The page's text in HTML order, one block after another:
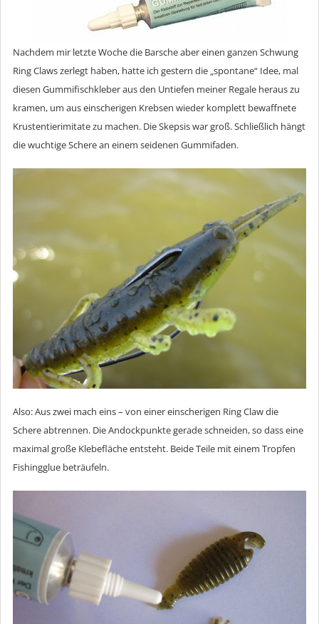
Nachdem mir letzte Woche die Barsche aber einen ganzen Schwung
Ring Claws zerlegt haben, hatte ich gestern die „spontane“ Idee, mal
diesen Gummifischkleber aus den Untiefen meiner Regale heraus zu
kramen, um aus einscherigen Krebsen wieder komplett bewaffnete
Krustentierimitate zu machen. Die Skepsis war groß. Schließlich hängt
die wuchtige Schere an einem seidenen Gummifaden.
Also: Aus zwei mach eins – von einer einscherigen Ring Claw die
Schere abtrennen. Die Andockpunkte gerade schneiden, so dass eine
maximal große Klebefläche entsteht. Beide Teile mit einem Tropfen
Fishingglue beträufeln.